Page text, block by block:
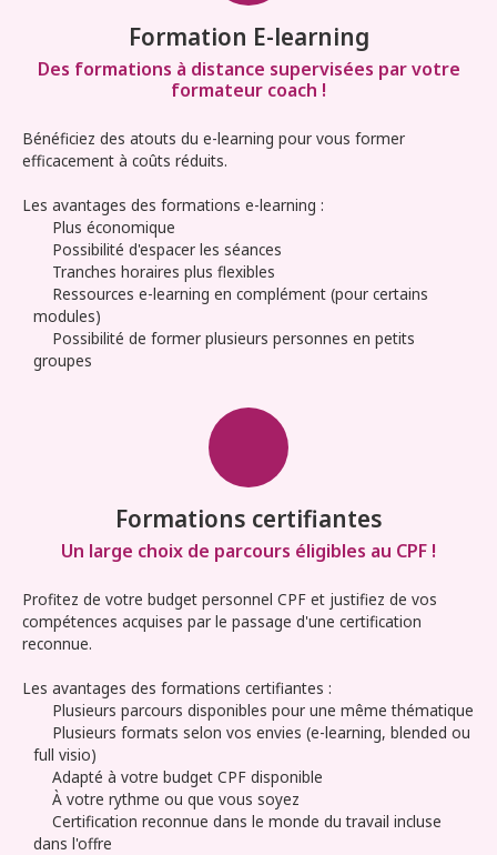
Formation E-learning
Des formations à distance supervisées par votre
formateur coach !
Bénéficiez des atouts du e-learning pour vous former
efficacement à coûts réduits.
Les avantages des formations e-learning :
Plus économique
Possibilité d'espacer les séances
Tranches horaires plus flexibles
Ressources e-learning en complément (pour certains
modules)
Possibilité de former plusieurs personnes en petits
groupes
Formations certifiantes
Un large choix de parcours éligibles au CPF !
Profitez de votre budget personnel CPF et justifiez de vos
compétences acquises par le passage d'une certification
reconnue.
Les avantages des formations certifiantes :
Plusieurs parcours disponibles pour une même thématique
Plusieurs formats selon vos envies (e-learning, blended ou
full visio)
Adapté à votre budget CPF disponible
À votre rythme ou que vous soyez
Certification reconnue dans le monde du travail incluse
dans l'offre